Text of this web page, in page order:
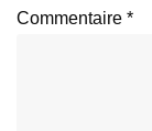
Commentaire *